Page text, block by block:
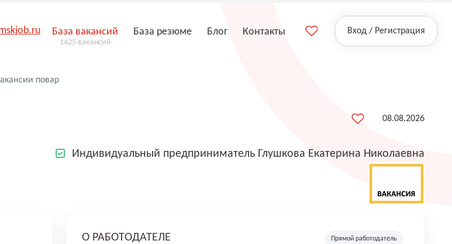
База вакансий
1425 вакансий
База резюме Блог Контакты Вход / Регистрация
повар
08.08.2026
Индивидуальный предприниматель Глушкова Екатерина Николаевна
О РАБОТОДАТЕЛЕ Прямой работодатель